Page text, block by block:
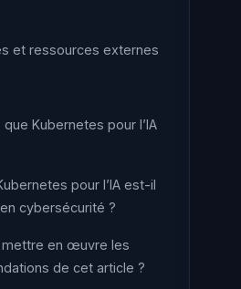
et ressources externes
Kubernetes pour l’IA
pour l’IA est-il
cybersécurité ?
mettre en œuvre les
de cet article ?